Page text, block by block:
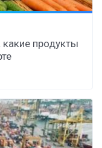
какие продукты